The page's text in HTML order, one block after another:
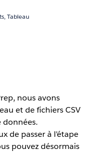
Tableau
nous avons
et de fichiers CSV
de passer à l'étape
pouvez désormais